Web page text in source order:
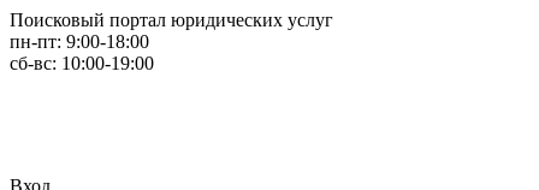
Поисковый портал юридических услуг
пн-пт: 9:00-18:00
сб-вс: 10:00-19:00
Вход